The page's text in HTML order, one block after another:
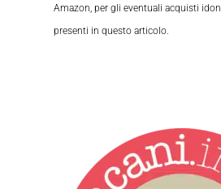
Amazon, per gli eventuali acquisti
presenti in questo articolo.